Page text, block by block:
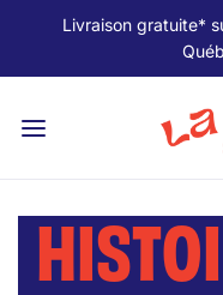
Livraison gratuite*